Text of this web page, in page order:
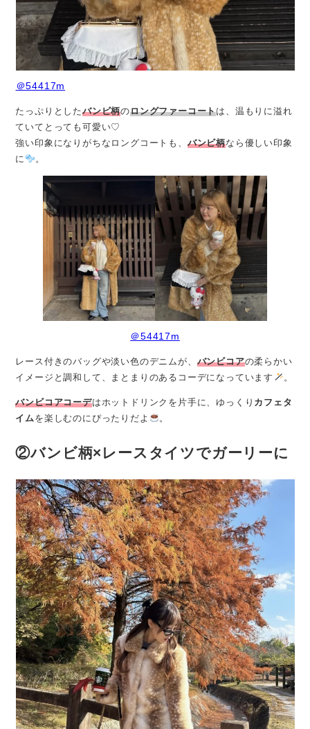
＠54417m
たっぷりとしたバンビ柄のロングファーコートは、温もりに溢れ
ていてとっても可愛い♡
強い印象になりがちなロングコートも、 バンビ柄なら優しい印象
に
。
＠54417m
レース付きのバッグや淡い色のデニムが、 バンビコアの柔らかい
イメージと調和して、まとまりのあるコーデになっています
。
バンビコアコーデはホットドリンクを片手に、ゆっくり カフェタ
イムを楽しむのにぴったりだよ 。
②バンビ柄×レースタイツでガーリーに